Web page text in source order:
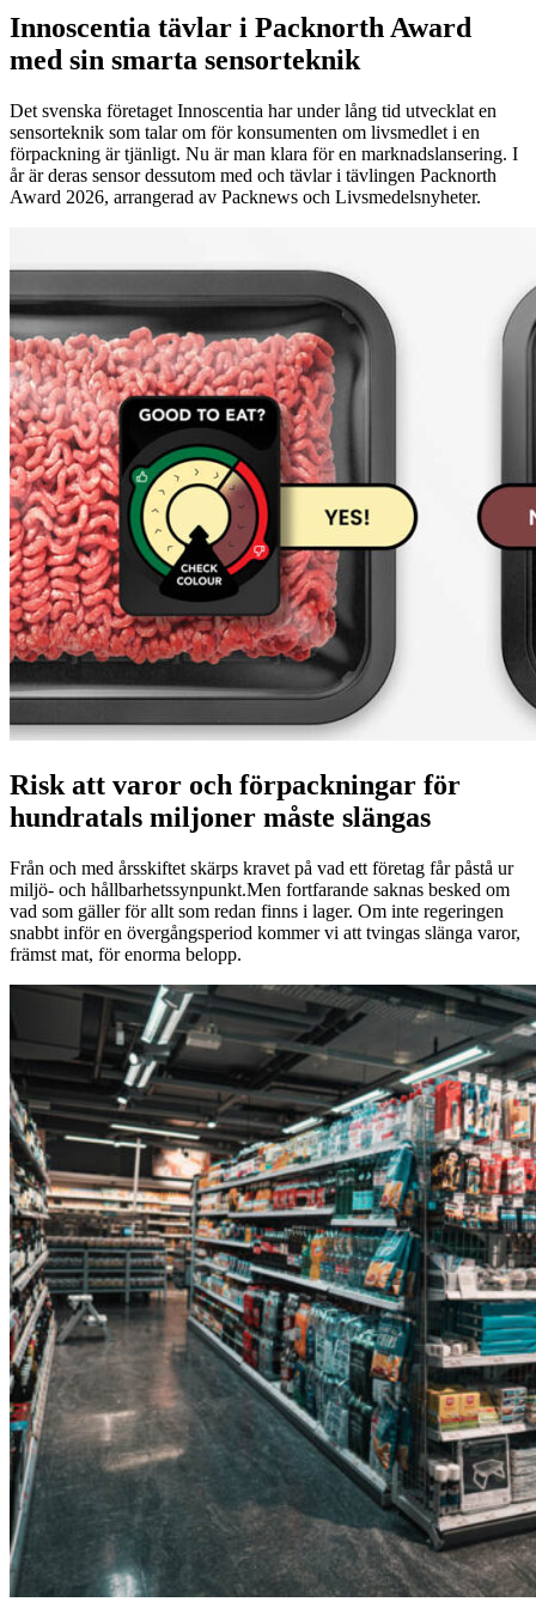
Innoscentia tävlar i Packnorth Award
med sin smarta sensorteknik
Det svenska företaget Innoscentia har under lång tid utvecklat en
sensorteknik som talar om för konsumenten om livsmedlet i en
förpackning är tjänligt. Nu är man klara för en marknadslansering. I
år är deras sensor dessutom med och tävlar i tävlingen Packnorth
Award 2026, arrangerad av Packnews och Livsmedelsnyheter.
Risk att varor och förpackningar för
hundratals miljoner måste slängas
Från och med årsskiftet skärps kravet på vad ett företag får påstå ur
miljö- och hållbarhetssynpunkt.Men fortfarande saknas besked om
vad som gäller för allt som redan finns i lager. Om inte regeringen
snabbt inför en övergångsperiod kommer vi att tvingas slänga varor,
främst mat, för enorma belopp.